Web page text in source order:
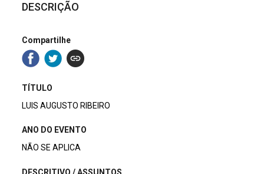
DESCRIÇÃO
Compartilhe
TÍTULO
LUIS AUGUSTO RIBEIRO
ANO DO EVENTO
NÃO SE APLICA
DESCRITIVO / ASSUNTOS